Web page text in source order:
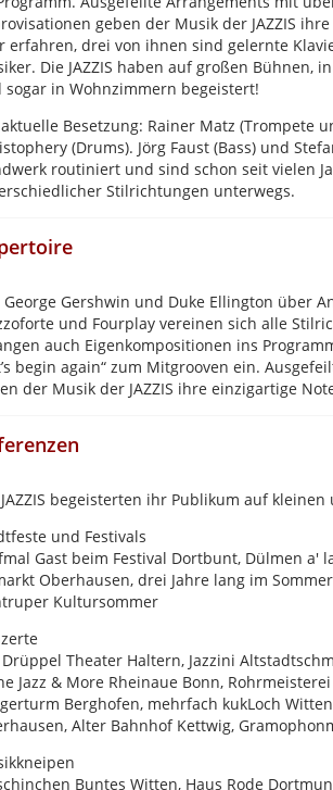
geben der Musik der JAZZIS
erfahren, drei von ihnen sind gelernte
Die JAZZIS haben auf großen Bühnen,
sogar in Wohnzimmern begeistert!
Besetzung: Rainer Matz (Trompete
(Drums). Jörg Faust (Bass) und
routiniert und sind schon seit vielen
Stilrichtungen unterwegs.
George Gershwin und Duke Ellington über
und Fourplay vereinen sich alle
auch Eigenkompositionen ins
begin again“ zum Mitgrooven ein.
der Musik der JAZZIS ihre einzigartige
begeisterten ihr Publikum auf
und Festivals
Gast beim Festival Dortbunt, Dülmen a'
Oberhausen, drei Jahre lang im
Kultursommer
Drüppel Theater Haltern, Jazzini
Jazz & More Rheinaue Bonn,
Berghofen, mehrfach kukLoch
Alter Bahnhof Kettwig,
Buntes Witten, Haus Rode